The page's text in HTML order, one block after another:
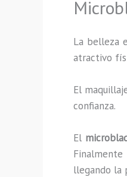
La belleza
atractivo
El
confianza.
El
Finalmente
llegando la